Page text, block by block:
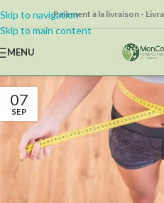
Skip to navigation
Skip to main content
Paiement à la livraison -
MENU
07
SEP